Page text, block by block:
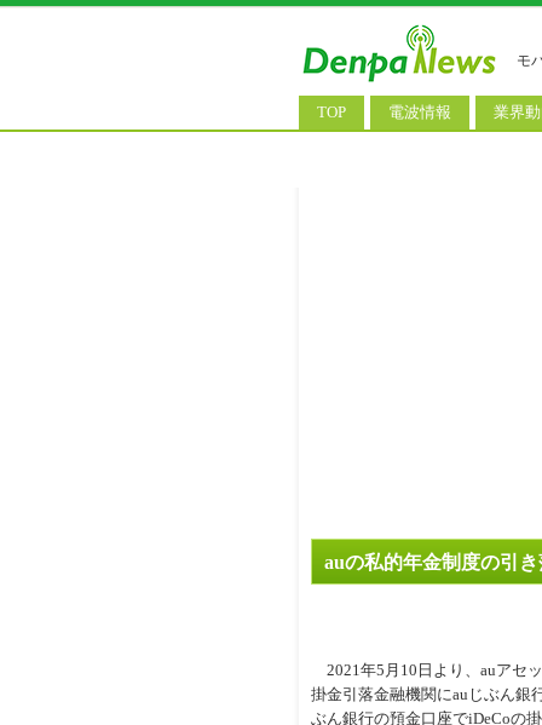
モ
TOP 電波情報 業界
auの私的年金制度の引
2021年5月10日より、auアセ
掛金引落金融機関にauじぶん銀
ぶん銀行の預金口座でiDeCoの